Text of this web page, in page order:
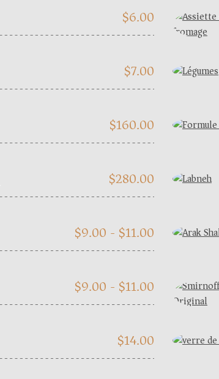
$6.00
$7.00
$160.00
$280.00
$9.00 - $11.00
$9.00 - $11.00
$14.00